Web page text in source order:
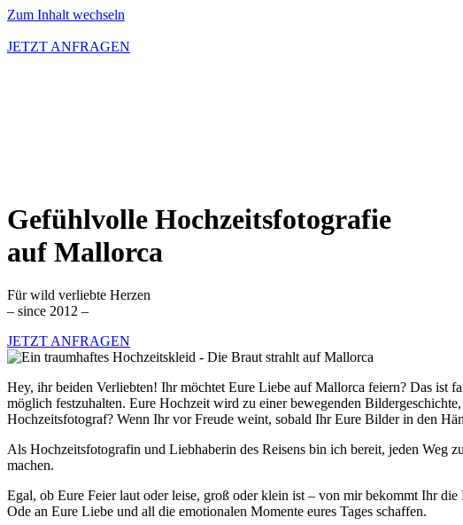
Zum Inhalt wechseln
JETZT ANFRAGEN
Gefühlvolle Hochzeitsfotografie
auf Mallorca
Für wild verliebte Herzen
– since 2012 –
JETZT ANFRAGEN
Hey, ihr beiden Verliebten! Ihr möchtet Eure Liebe auf Mallorca feiern? Das ist
möglich festzuhalten. Eure Hochzeit wird zu einer bewegenden
Hochzeitsfotograf? Wenn Ihr vor Freude weint, sobald Ihr Eure Bilder in den
Als Hochzeitsfotografin und Liebhaberin des Reisens bin ich bereit, jeden
machen.
Egal, ob Eure Feier laut oder leise, groß oder klein ist – von mir bekommt Ihr
Ode an Eure Liebe und all die emotionalen Momente eures Tages schaffen.